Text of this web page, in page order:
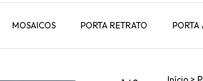
MOSAICOS PORTA RETRATO PORTA